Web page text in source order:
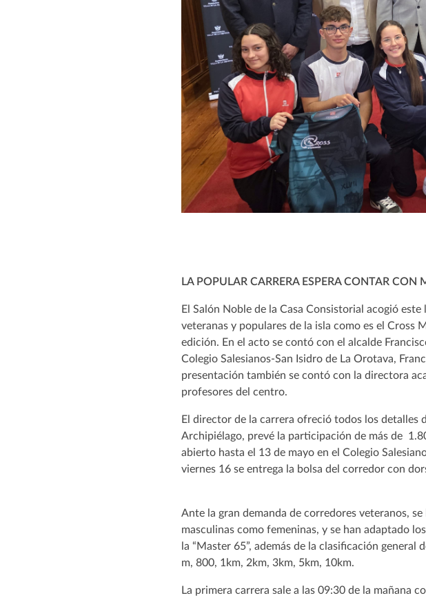
LA POPULAR CARRERA ESPERA CONTAR CON
El Salón Noble de la Casa Consistorial acogió
veteranas y populares de la isla como es el Cross
edición. En el acto se contó con el alcalde
Colegio Salesianos-San Isidro de La Orotava,
presentación también se contó con la directora
profesores del centro.
El director de la carrera ofreció todos los detalles
Archipiélago, prevé la participación de más de
abierto hasta el 13 de mayo en el Colegio
viernes 16 se entrega la bolsa del corredor con
Ante la gran demanda de corredores veteranos,
masculinas como femeninas, y se han adaptado
la “Master 65”, además de la clasificación
m, 800, 1km, 2km, 3km, 5km, 10km.
La primera carrera sale a las 09:30 de la mañana